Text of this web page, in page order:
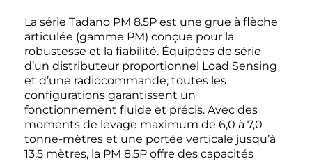
La série Tadano PM 8.5P est une grue à flèche
articulée (gamme PM) conçue pour la
robustesse et la fiabilité. Équipées de série
d’un distributeur proportionnel Load Sensing
et d’une radiocommande, toutes les
configurations garantissent un
fonctionnement fluide et précis. Avec des
moments de levage maximum de 6,0 à 7,0
tonne-mètres et une portée verticale jusqu’à
13,5 mètres, la PM 8.5P offre des capacités